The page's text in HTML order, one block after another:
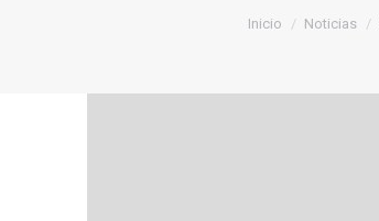
Estás aquí:
Inicio Noticias